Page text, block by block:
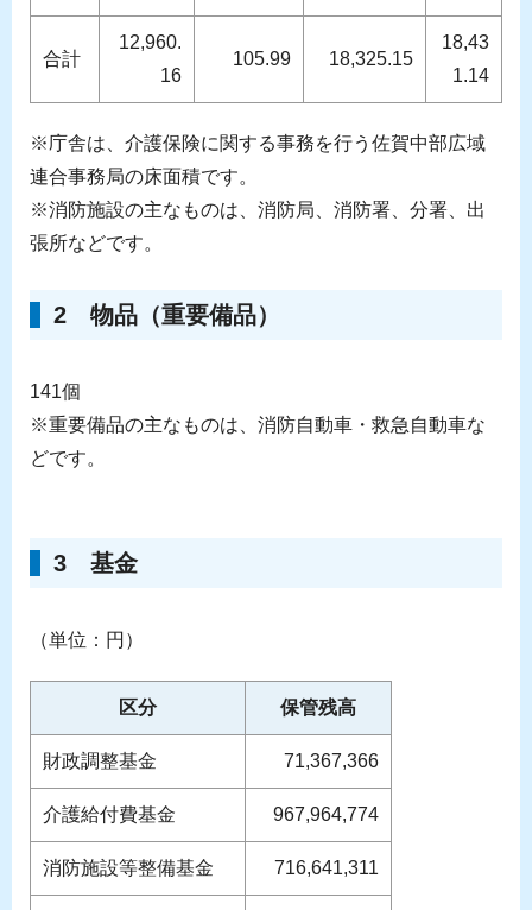
合計
12,960.
16
105.99 18,325.15
18,43
1.14
※庁舎は、介護保険に関する事務を行う佐賀中部広域
連合事務局の床面積です。
※消防施設の主なものは、消防局、消防署、分署、出
張所などです。
2 物品（重要備品）
141個
※重要備品の主なものは、消防自動車・救急自動車な
どです。
3 基金
（単位：円）
区分 保管残高
財政調整基金 71,367,366
介護給付費基金 967,964,774
消防施設等整備基金 716,641,311